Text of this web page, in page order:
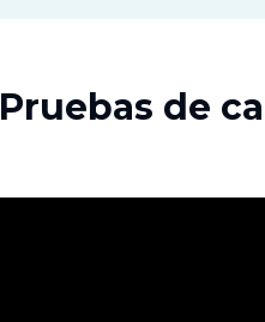
Pruebas de